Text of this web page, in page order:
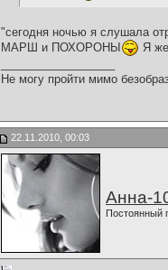
"сегодня ночью я слушала
МАРШ и ПОХОРОНЫ
Я
Не могу пройти мимо
22.11.2010, 00:03
Анна-
Постоянный